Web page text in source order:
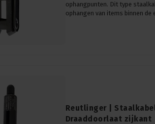
ophangpunten. Dit type
ophangen van items binnen de
Reutlinger | Staalkabel
Draaddoorlaat zijkant